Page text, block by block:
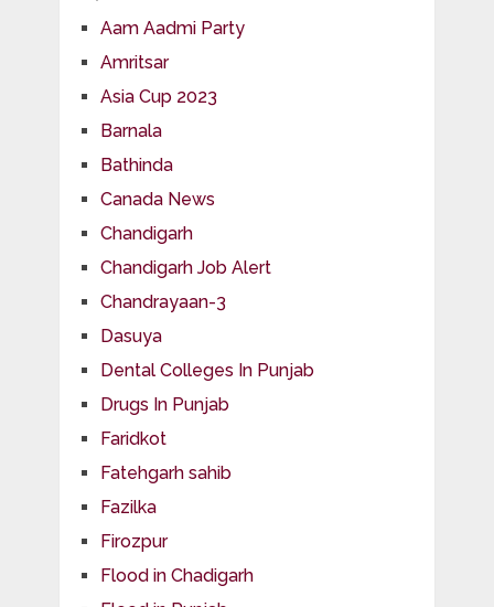
Aam Aadmi Party
Amritsar
Asia Cup 2023
Barnala
Bathinda
Canada News
Chandigarh
Chandigarh Job Alert
Chandrayaan-3
Dasuya
Dental Colleges In Punjab
Drugs In Punjab
Faridkot
Fatehgarh sahib
Fazilka
Firozpur
Flood in Chadigarh